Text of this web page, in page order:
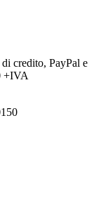
credito, PayPal e
+IVA